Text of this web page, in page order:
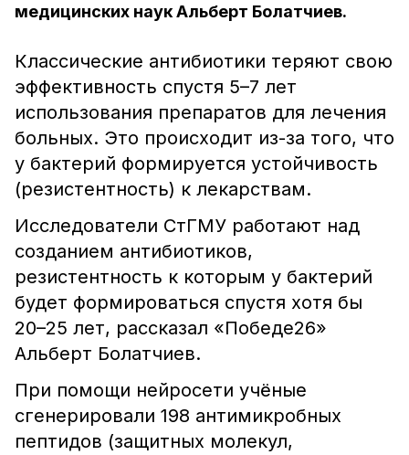
медицинских наук Альберт Болатчиев.
Классические антибиотики теряют свою
эффективность спустя 5–7 лет
использования препаратов для лечения
больных. Это происходит из-за того, что
у бактерий формируется устойчивость
(резистентность) к лекарствам.
Исследователи СтГМУ работают над
созданием антибиотиков,
резистентность к которым у бактерий
будет формироваться спустя хотя бы
20–25 лет, рассказал «Победе26»
Альберт Болатчиев.
При помощи нейросети учёные
сгенерировали 198 антимикробных
пептидов (защитных молекул,